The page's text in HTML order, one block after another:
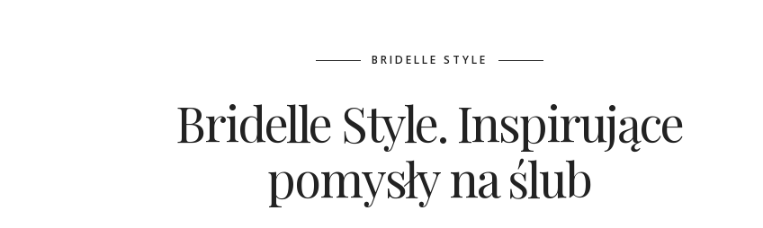
BRIDELLE STYLE
Bridelle Style. Inspirujące
pomysły na ślub